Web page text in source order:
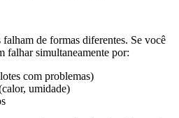
de formas diferentes. Se você
falhar simultaneamente por:
com problemas)
umidade)